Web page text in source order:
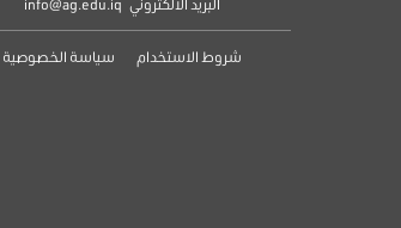
البريد الالكتروني info@ag.edu.iq
شروط الاستخدام سياسة الخصوصية